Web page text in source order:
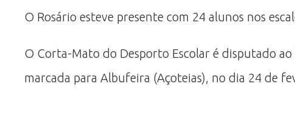
O Rosário esteve presente com 24 alunos nos
O Corta-Mato do Desporto Escolar é disputado
marcada para Albufeira (Açoteias), no dia 24 de